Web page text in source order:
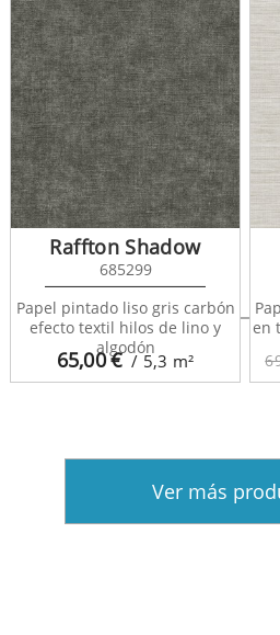
Belice 680958
65,00€ / 5,3 m²
Raffton Shadow
685299
Papel pintado liso gris carbón
efecto textil hilos de lino y
algodón
en
Ver más